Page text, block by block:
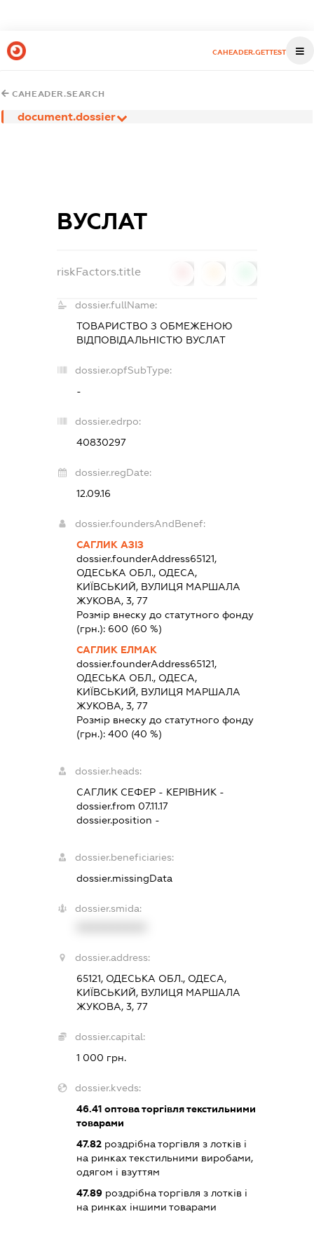
CAHEADER.GETTEST
CAHEADER.SEARCH
document.dossier
ВУСЛАТ
riskFactors.title
dossier.fullName:
ТОВАРИСТВО З ОБМЕЖЕНОЮ
ВІДПОВІДАЛЬНІСТЮ ВУСЛАТ
dossier.opfSubType:
-
dossier.edrpo:
40830297
dossier.regDate:
12.09.16
dossier.foundersAndBenef:
САГЛИК АЗІЗ
dossier.founderAddress65121,
ОДЕСЬКА ОБЛ., ОДЕСА,
КИЇВСЬКИЙ, ВУЛИЦЯ МАРШАЛА
ЖУКОВА, 3, 77
Розмір внеску до статутного фонду
(грн.): 600 (60 %)
САГЛИК ЕЛМАК
dossier.founderAddress65121,
ОДЕСЬКА ОБЛ., ОДЕСА,
КИЇВСЬКИЙ, ВУЛИЦЯ МАРШАЛА
ЖУКОВА, 3, 77
Розмір внеску до статутного фонду
(грн.): 400 (40 %)
dossier.heads:
САГЛИК СЕФЕР- КЕРІВНИК -
dossier.from 07.11.17
dossier.position -
dossier.beneficiaries:
dossier.missingData
dossier.smida:
dossier.address:
65121, ОДЕСЬКА ОБЛ., ОДЕСА,
КИЇВСЬКИЙ, ВУЛИЦЯ МАРШАЛА
ЖУКОВА, 3, 77
dossier.capital:
1 000 грн.
dossier.kveds:
46.41оптова торгівля текстильними
товарами
47.82роздрібна торгівля з лотків і
на ринках текстильними виробами,
одягом і взуттям
47.89роздрібна торгівля з лотків і
на ринках іншими товарами